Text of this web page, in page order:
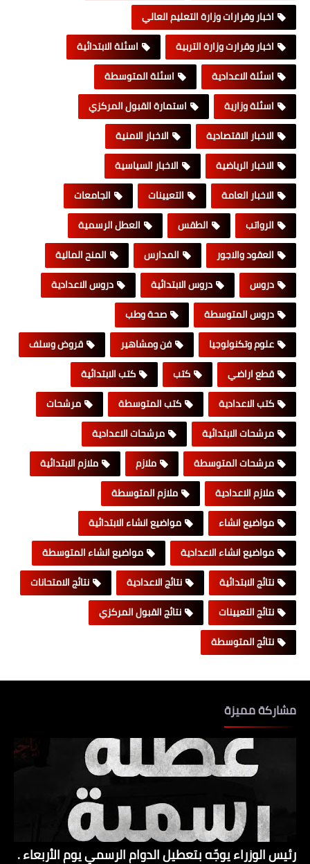
اخبار وقرارات وزارة التعليم العالي
اخبار وقرارت وزارة التربية
اسئلة الابتدائية
اسئلة الاعدادية
اسئلة المتوسطة
اسئلة وزارية
استمارة القبول المركزي
الاخبار الاقتصادية
الاخبار الامنية
الاخبار الرياضية
الاخبار السياسية
الاخبار العامة
التعيينات
الجامعات
الرواتب
الطقس
العطل الرسمية
العقود والاجور
المدارس
المنح المالية
دروس
دروس الابتدائية
دروس الاعدادية
دروس المتوسطة
صحة وطب
علوم وتكنولوجيا
فن ومشاهير
قروض وسلف
قطع اراضي
كتب
كتب الابتدائية
كتب الاعدادية
كتب المتوسطة
مرشحات
مرشحات الابتدائية
مرشحات الاعدادية
مرشحات المتوسطة
ملازم
ملازم الابتدائية
ملازم الاعدادية
ملازم المتوسطة
مواضيع انشاء
مواضيع انشاء الابتدائية
مواضيع انشاء الاعدادية
مواضيع انشاء المتوسطة
نتائج الابتدائية
نتائج الاعدادية
نتائج الامتحانات
نتائج التعيينات
نتائج القبول المركزي
نتائج المتوسطة
مشاركة مميزة
رئيس الوزراء يوجّه بتعطيل الدوام الرسمي يوم الأربعاء .